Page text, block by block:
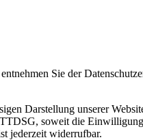
Sie der
Darstellung unserer
soweit die
jederzeit widerrufbar.